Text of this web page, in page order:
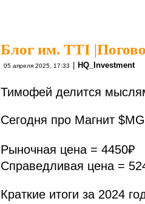
Блог им. TTI |
05 апреля 2025, 17:33 | HQ_Investment
Тимофей делится
Сегодня про Магнит
Рыночная цена = 4450₽
Справедливая цена =
Краткие итоги за 2024